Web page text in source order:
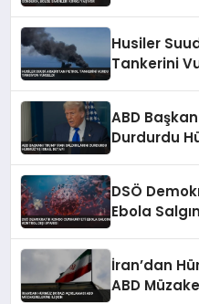
Husiler
Tankerini
ABD
Durdurdu
DSÖ
Ebola
İran’dan
ABD